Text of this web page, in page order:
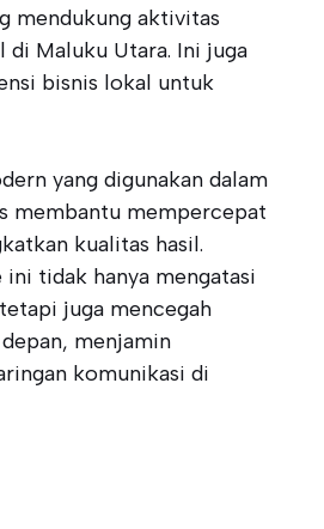
mendukung aktivitas
di Maluku Utara. Ini juga
bisnis lokal untuk
yang digunakan dalam
membantu mempercepat
kualitas hasil.
ini tidak hanya mengatasi
juga mencegah
menjamin
komunikasi di